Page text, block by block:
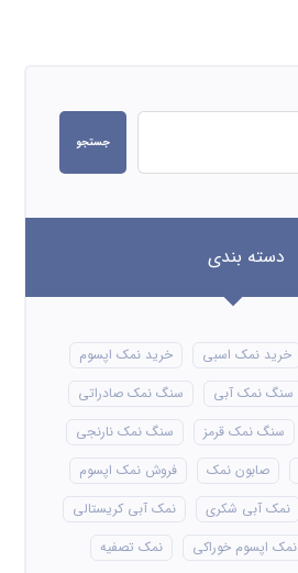
جستجو
دسته بندی
خرید نمک اسبی
خرید نمک اپسوم
سنگ نمک آبی
سنگ نمک صادراتی
سنگ نمک قرمز
سنگ نمک نارنجی
صابون نمک
فروش نمک اپسوم
نمک آبی شکری
نمک آبی کریستالی
نمک اپسوم خوراکی
نمک تصفیه